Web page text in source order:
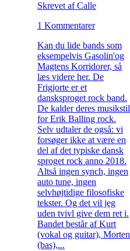
Skrevet af Calle
1 Kommentarer
Kan du lide bands som
eksempelvis Gasolin'og
Magtens Korridorer, så
læs videre her. De
Frigjorte er et
dansksproget rock band.
De kalder deres musikstil
for Erik Balling rock.
Selv udtaler de også: vi
forsøger ikke at være en
del af det typiske dansk
sproget rock anno 2018.
Altså ingen synch, ingen
auto tune, ingen
selvhøjtidige filosofiske
tekster. Og det vil jeg
uden tvivl give dem ret i.
Bandet består af Kurt
(vokal og guitar), Morten
(bas),...